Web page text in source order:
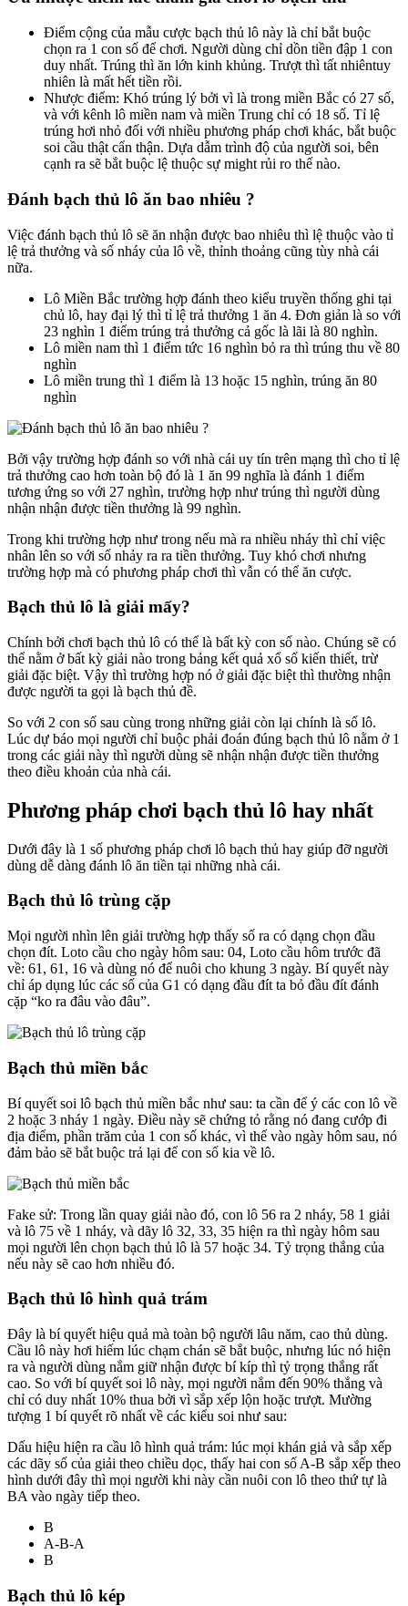
Điểm cộng của mẫu cược bạch thủ lô này là chỉ bắt buộc
chọn ra 1 con số để chơi. Người dùng chỉ dồn tiền đập 1 con
duy nhất. Trúng thì ăn lớn kinh khủng. Trượt thì tất nhiêntuy
nhiên là mất hết tiền rồi.
Nhược điểm: Khó trúng lý bởi vì là trong miền Bắc có 27 số,
và với kênh lô miền nam và miền Trung chỉ có 18 số. Tỉ lệ
trúng hơi nhỏ đối với nhiều phương pháp chơi khác, bắt buộc
soi cầu thật cẩn thận. Dựa dẫm trình độ của người soi, bên
cạnh ra sẽ bắt buộc lệ thuộc sự might rủi ro thế nào.
Đánh bạch thủ lô ăn bao nhiêu ?
Việc đánh bạch thủ lô sẽ ăn nhận được bao nhiêu thì lệ thuộc vào tỉ
lệ trả thưởng và số nháy của lô về, thỉnh thoảng cũng tùy nhà cái
nữa.
Lô Miền Bắc trường hợp đánh theo kiểu truyền thống ghi tại
chủ lô, hay đại lý thì tỉ lệ trả thưởng 1 ăn 4. Đơn giản là so với
23 nghìn 1 điểm trúng trả thưởng cả gốc là lãi là 80 nghìn.
Lô miền nam thì 1 điểm tức 16 nghìn bỏ ra thì trúng thu về 80
nghìn
Lô miền trung thì 1 điểm là 13 hoặc 15 nghìn, trúng ăn 80
nghìn
Bởi vậy trường hợp đánh so với nhà cái uy tín trên mạng thì cho tỉ lệ
trả thưởng cao hơn toàn bộ đó là 1 ăn 99 nghĩa là đánh 1 điểm
tương ứng so với 27 nghìn, trường hợp như trúng thì người dùng
nhận nhận được tiền thưởng là 99 nghìn.
Trong khi trường hợp như trong nếu mà ra nhiều nháy thì chỉ việc
nhân lên so với số nhảy ra ra tiền thưởng. Tuy khó chơi nhưng
trường hợp mà có phương pháp chơi thì vẫn có thể ăn cược.
Bạch thủ lô là giải mấy?
Chính bởi chơi bạch thủ lô có thể là bất kỳ con số nào. Chúng sẽ có
thể nằm ở bất kỳ giải nào trong bảng kết quả xổ số kiến thiết, trừ
giải đặc biệt. Vậy thì trường hợp nó ở giải đặc biệt thì thường nhận
được người ta gọi là bạch thủ đề.
So với 2 con số sau cùng trong những giải còn lại chính là số lô.
Lúc dự báo mọi người chỉ buộc phải đoán đúng bạch thủ lô nằm ở 1
trong các giải này thì người dùng sẽ nhận nhận được tiền thưởng
theo điều khoản của nhà cái.
Phương pháp chơi bạch thủ lô hay nhất
Dưới đây là 1 số phương pháp chơi lô bạch thủ hay giúp đỡ người
dùng dễ dàng đánh lô ăn tiền tại những nhà cái.
Bạch thủ lô trùng cặp
Mọi người nhìn lên giải trường hợp thấy số ra có dạng chọn đầu
chọn đít. Loto cầu cho ngày hôm sau: 04, Loto cầu hôm trước đã
về: 61, 61, 16 và dùng nó để nuôi cho khung 3 ngày. Bí quyết này
chỉ áp dụng lúc các số của G1 có dạng đầu đít ta bỏ đầu đít đánh
cặp “ko ra đâu vào đâu”.
Bạch thủ miền bắc
Bí quyết soi lô bạch thủ miền bắc như sau: ta cần để ý các con lô về
2 hoặc 3 nháy 1 ngày. Điều này sẽ chứng tỏ rằng nó đang cướp đi
địa điểm, phần trăm của 1 con số khác, vì thế vào ngày hôm sau, nó
đảm bảo sẽ bắt buộc trả lại để con số kia về lô.
Fake sử: Trong lần quay giải nào đó, con lô 56 ra 2 nháy, 58 1 giải
và lô 75 về 1 nháy, và dãy lô 32, 33, 35 hiện ra thì ngày hôm sau
mọi người lên chọn bạch thủ lô là 57 hoặc 34. Tỷ trọng thắng của
nếu này sẽ cao hơn nhiều đó.
Bạch thủ lô hình quả trám
Đây là bí quyết hiệu quả mà toàn bộ người lâu năm, cao thủ dùng.
Cầu lô này hơi hiếm lúc chạm chán sẽ bắt buộc, nhưng lúc nó hiện
ra và người dùng nắm giữ nhận được bí kíp thì tỷ trọng thắng rất
cao. So với bí quyết soi lô này, mọi người nắm đến 90% thắng và
chỉ có duy nhất 10% thua bởi vì sắp xếp lộn hoặc trượt. Mường
tượng 1 bí quyết rõ nhất về các kiểu soi như sau:
Dấu hiệu hiện ra cầu lô hình quả trám: lúc mọi khán giả và sắp xếp
các dãy số của giải theo chiều dọc, thấy hai con số A-B sắp xếp theo
hình dưới đây thì mọi người khi này cần nuôi con lô theo thứ tự là
BA vào ngày tiếp theo.
B
A-B-A
B
Bạch thủ lô kép